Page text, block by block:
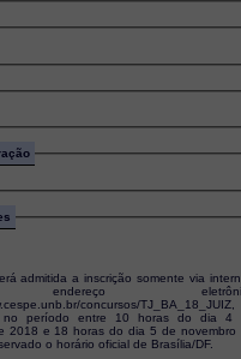
admitida a inscrição somente via
concursos/TJ_BA_18_JUIZ,
no período entre 10 horas do dia 4
horas do dia 5 de novembro de
o horário oficial de Brasília/DF.